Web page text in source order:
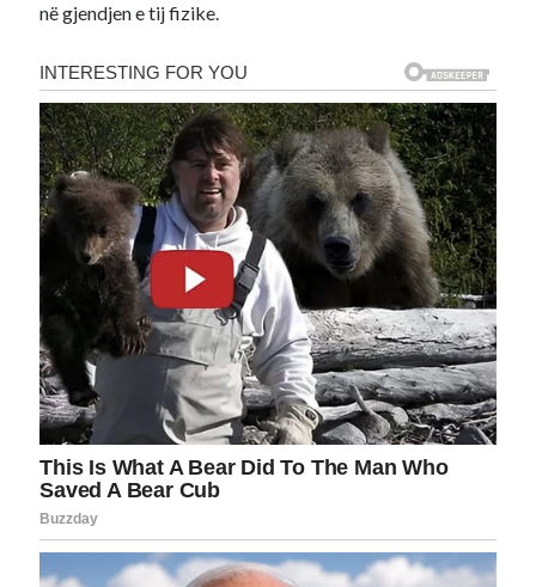
në gjendjen e tij fizike.